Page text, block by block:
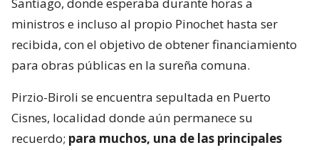
Santiago, donde esperaba durante horas a
ministros e incluso al propio Pinochet hasta ser
recibida, con el objetivo de obtener financiamiento
para obras públicas en la sureña comuna.
Pirzio-Biroli se encuentra sepultada en Puerto
Cisnes, localidad donde aún permanece su
recuerdo; para muchos, una de las principales